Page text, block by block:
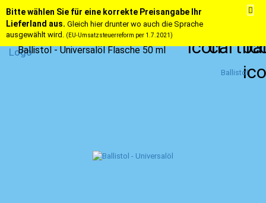
Bitte wählen Sie für eine korrekte Preisangabe Ihr
Lieferland aus. Gleich hier drunter wo auch die Sprache
ausgewählt wird. (EU-Umsatzsteuerreform per 1.7.2021)
Ballistol - Universalöl Flasche 50 ml
Ballistol